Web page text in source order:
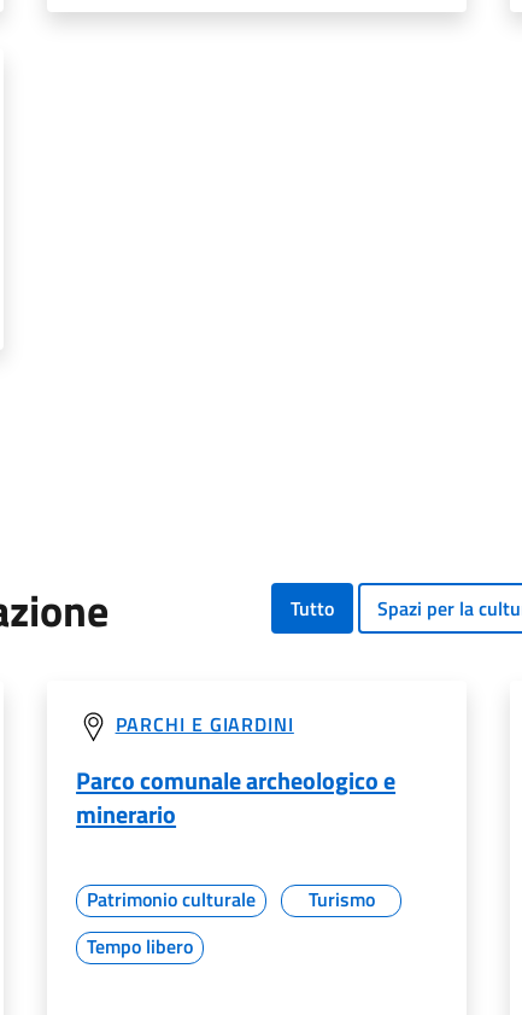
Tutto Spazi per la
PARCHI E GIARDINI
Parco comunale archeologico e
minerario
Patrimonio culturale
Turismo
Tempo libero